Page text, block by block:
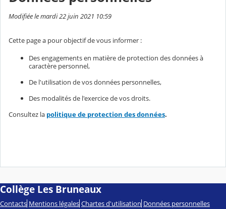
Modifiée le mardi 22 juin 2021 10:59
Cette page a pour objectif de vous informer :
Des engagements en matière de protection des données à
caractère personnel,
De l'utilisation de vos données personnelles,
Des modalités de l'exercice de vos droits.
Consultez la politique de protection des données.
Collège Les Bruneaux
Contacts Mentions légales Chartes d'utilisation Données personnelles